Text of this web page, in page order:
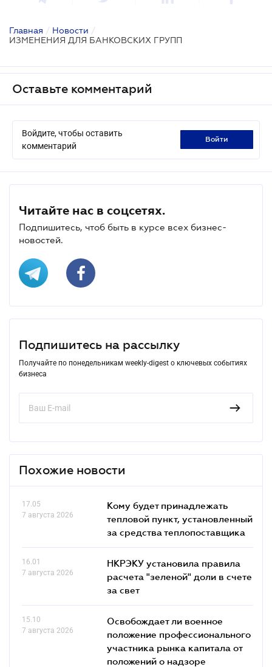
Главная / Новости /
ИЗМЕНЕНИЯ ДЛЯ БАНКОВСКИХ ГРУПП
Оставьте комментарий
Войдите, чтобы оставить
комментарий
войти
Читайте нас в соцсетях.
Подпишитесь, чтоб быть в курсе всех бизнес-
новостей.
Подпишитесь на рассылку
Получайте по понедельникам weekly-digest о ключевых событиях
бизнеса
Похожие новости
17.05
7 августа 2026
Кому будет принадлежать
тепловой пункт, установленный
за средства теплопоставщика
16.01
7 августа 2026
НКРЭКУ установила правила
расчета "зеленой" доли в счете
за свет
15.10
7 августа 2026
Освобождает ли военное
положение профессионального
участника рынка капитала от
положений о надзоре